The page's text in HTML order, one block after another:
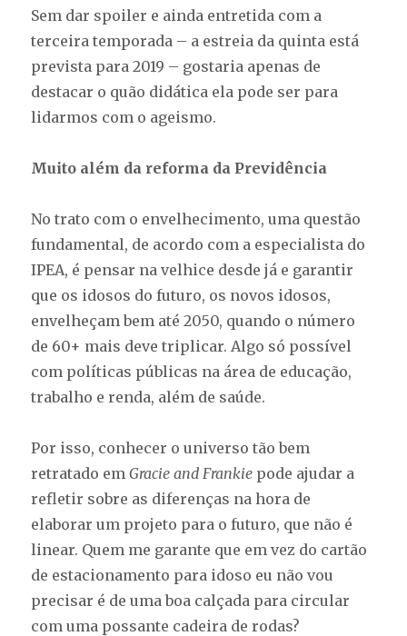
Sem dar spoiler e ainda entretida com a
terceira temporada – a estreia da quinta está
prevista para 2019 – gostaria apenas de
destacar o quão didática ela pode ser para
lidarmos com o ageismo.
Muito além da reforma da Previdência
No trato com o envelhecimento, uma questão
fundamental, de acordo com a especialista do
IPEA, é pensar na velhice desde já e garantir
que os idosos do futuro, os novos idosos,
envelheçam bem até 2050, quando o número
de 60+ mais deve triplicar. Algo só possível
com políticas públicas na área de educação,
trabalho e renda, além de saúde.
Por isso, conhecer o universo tão bem
retratado emGracie and Frankie pode ajudar a
refletir sobre as diferenças na hora de
elaborar um projeto para o futuro, que não é
linear. Quem me garante que em vez do cartão
de estacionamento para idoso eu não vou
precisar é de uma boa calçada para circular
com uma possante cadeira de rodas?